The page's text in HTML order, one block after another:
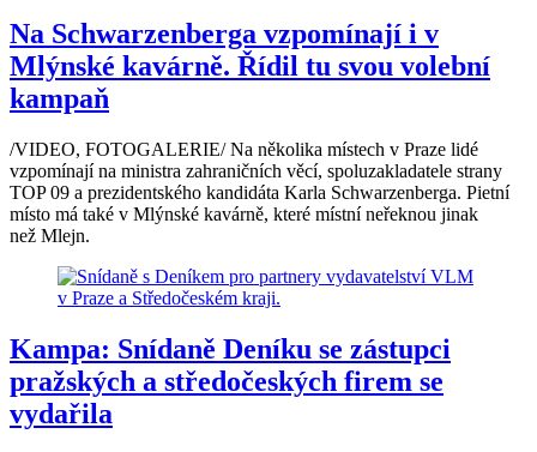
Na Schwarzenberga vzpomínají i v
Mlýnské kavárně. Řídil tu svou volební
kampaň
/VIDEO, FOTOGALERIE/ Na několika místech v Praze lidé
vzpomínají na ministra zahraničních věcí, spoluzakladatele strany
TOP 09 a prezidentského kandidáta Karla Schwarzenberga. Pietní
místo má také v Mlýnské kavárně, které místní neřeknou jinak
než Mlejn.
Kampa: Snídaně Deníku se zástupci
pražských a středočeských firem se
vydařila